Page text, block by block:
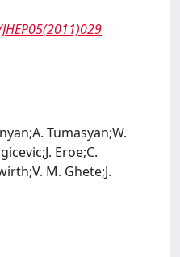
Tumasyan;W.
Eroe;C.
M. Ghete;J.